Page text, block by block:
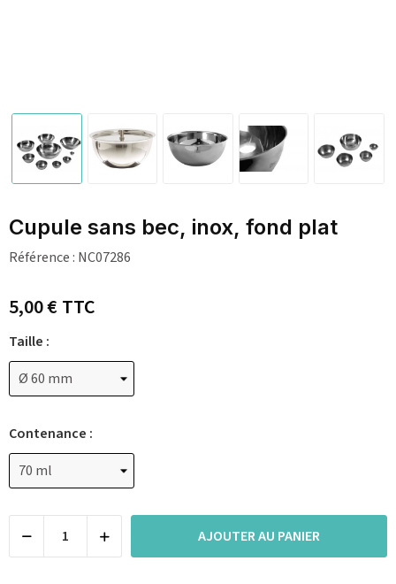
Cupule sans bec, inox, fond plat
Référence : NC07286
5,00 €TTC
Taille :
Contenance :
AJOUTER AU PANIER